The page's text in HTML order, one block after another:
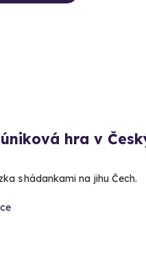
hra v
s hádankami na jihu Čech.